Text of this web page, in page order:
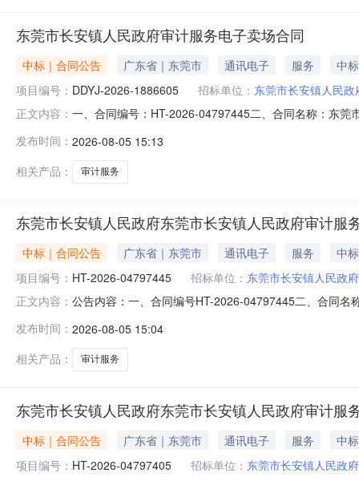
东莞市长安镇人民政府审计服务电子卖场合同
中标｜合同公告 广东省｜东莞市 通讯电子 服务
中
项目编号： DDYJ-2026-1886605 招标单位： 东莞市长安镇人民政
正文内容： 一、合同编号：HT-2026-04797445二、合同名称：东
有限公司地址：东莞市南城区鸿福路108号中盛商务大
发布时间： 2026-08-05 15:13
相关产品：
审计服务
东莞市长安镇人民政府东莞市长安镇人民政府审计服
中标｜合同公告 广东省｜东莞市 通讯电子 服务
中
项目编号： HT-2026-04797445 招标单位： 东莞市长安镇人民政府
正文内容： 公告内容：一、合同编号HT-2026-04797445二、合同
限公司地址：东莞市南城区鸿福路108号中盛商务大厦
发布时间： 2026-08-05 15:04
相关产品：
审计服务
东莞市长安镇人民政府东莞市长安镇人民政府审计服
中标｜合同公告 广东省｜东莞市 通讯电子 服务
中
项目编号： HT-2026-04797405 招标单位： 东莞市长安镇人民政府